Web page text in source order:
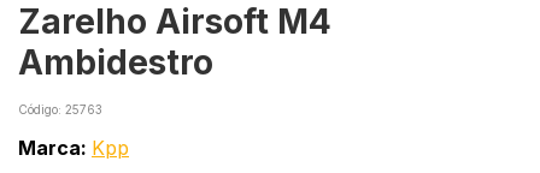
Zarelho Airsoft M4
Ambidestro
Código: 25763
Marca: Kpp